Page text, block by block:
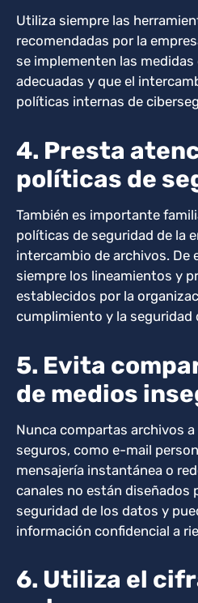
Utiliza siempre las
recomendadas por la
se implementen las medidas
adecuadas y que el
políticas internas de
4. Presta
políticas de
También es importante
políticas de seguridad de la
intercambio de archivos. De
siempre los lineamientos y
establecidos por la
cumplimiento y la seguridad
5. Evita
de medios
Nunca compartas archivos
seguros, como e-mail
mensajería instantánea o
canales no están diseñados
seguridad de los datos y
información confidencial a
6. Utiliza el